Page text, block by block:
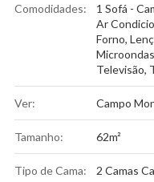
Comodidades: 1 Sofá -
Ar
Forno,
Microondas
Televisão,
Ver: Campo
Tamanho: 62m²
Tipo de Cama: 2 Camas